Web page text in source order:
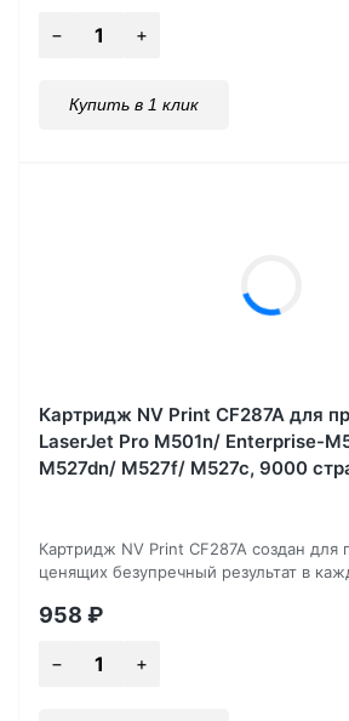
Купить в 1 клик
Картридж NV Print CF287A для
LaserJet Pro M501n/ Enterprise-
M527dn/ M527f/ M527c, 9000
Картридж NV Print CF287A создан для
ценящих безупречный результат в
958 ₽